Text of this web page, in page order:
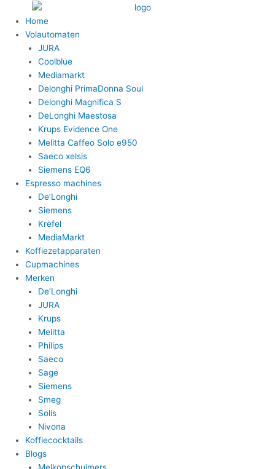
naar
Home
Volautomaten
JURA
Coolblue
Mediamarkt
Delonghi PrimaDonna Soul
Delonghi Magnifica S
DeLonghi Maestosa
Krups Evidence One
Melitta Caffeo Solo e950
Saeco xelsis
Siemens EQ6
Espresso machines
De’Longhi
Siemens
Krëfel
MediaMarkt
Koffiezetapparaten
Cupmachines
Merken
De’Longhi
JURA
Krups
Melitta
Philips
Saeco
Sage
Siemens
Smeg
Solis
Nivona
Koffiecocktails
Blogs